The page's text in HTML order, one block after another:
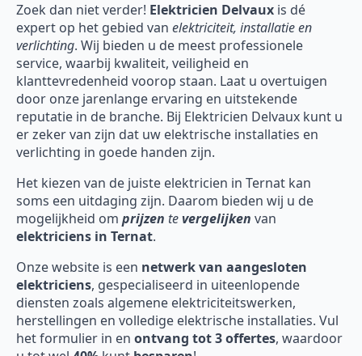
Zoek dan niet verder! Elektricien Delvaux is dé
expert op het gebied van elektriciteit, installatie en
verlichting. Wij bieden u de meest professionele
service, waarbij kwaliteit, veiligheid en
klanttevredenheid voorop staan. Laat u overtuigen
door onze jarenlange ervaring en uitstekende
reputatie in de branche. Bij Elektricien Delvaux kunt u
er zeker van zijn dat uw elektrische installaties en
verlichting in goede handen zijn.
Het kiezen van de juiste elektricien in Ternat kan
soms een uitdaging zijn. Daarom bieden wij u de
mogelijkheid om prijzen tevergelijken van
elektriciens in Ternat.
Onze website is een netwerk van aangesloten
elektriciens, gespecialiseerd in uiteenlopende
diensten zoals algemene elektriciteitswerken,
herstellingen en volledige elektrische installaties. Vul
het formulier in en ontvang tot 3 offertes, waardoor